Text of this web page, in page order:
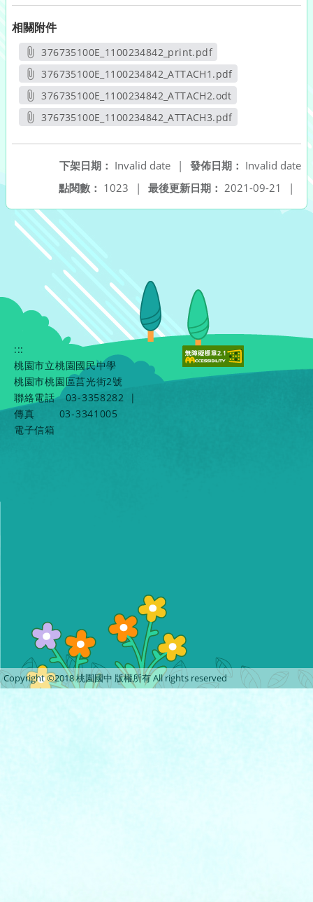
相關附件
376735100E_1100234842_print.pdf
另開新視窗
376735100E_1100234842_ATTACH1.pdf
另開新視窗
376735100E_1100234842_ATTACH2.odt
另開新視窗
376735100E_1100234842_ATTACH3.pdf
發佈日期： Invalid date
下架日期： Invalid date
|
最後更新日期： 2021-09-21 |
點閱數： 1023 |
:::
桃園市立桃園國民中學
桃園市桃園區莒光街2號
聯絡電話
03-3358282
|
傳真
03-3341005
電子信箱
Copyright ©2018 桃園國中 版權所有 All rights reserved